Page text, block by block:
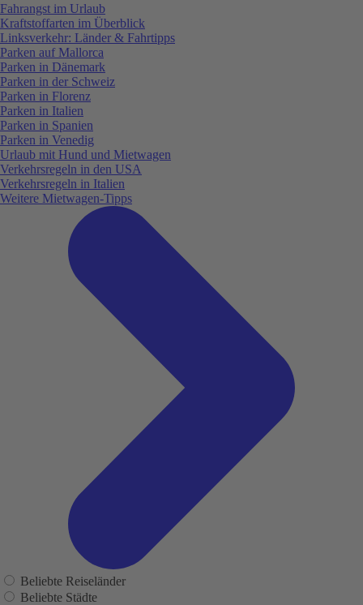
Fahrangst im Urlaub
Kraftstoffarten im Überblick
Linksverkehr: Länder & Fahrtipps
Parken auf Mallorca
Parken in Dänemark
Parken in der Schweiz
Parken in Florenz
Parken in Italien
Parken in Spanien
Parken in Venedig
Urlaub mit Hund und Mietwagen
Verkehrsregeln in den USA
Verkehrsregeln in Italien
Weitere Mietwagen-Tipps
Beliebte Reiseländer
Beliebte Städte